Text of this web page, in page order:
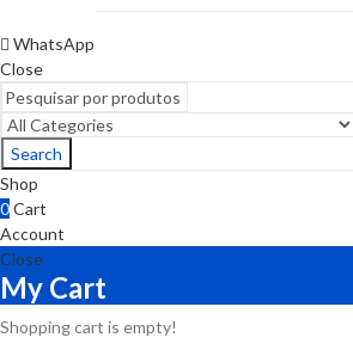
WhatsApp
Close
Search
Shop
0Cart
Account
Close
My Cart
Shopping cart is empty!